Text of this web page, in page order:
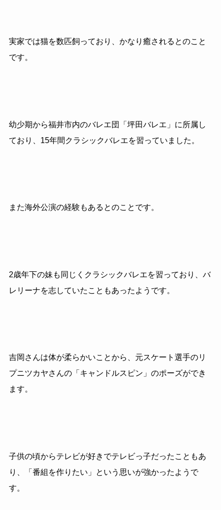
実家では猫を数匹飼っており、かなり癒されるとのこと
です。
幼少期から福井市内のバレエ団「坪田バレエ」に所属し
ており、15年間クラシックバレエを習っていました。
また海外公演の経験もあるとのことです。
2歳年下の妹も同じくクラシックバレエを習っており、バ
レリーナを志していたこともあったようです。
吉岡さんは体が柔らかいことから、元スケート選手のリ
プニツカヤさんの「キャンドルスピン」のポーズができ
ます。
子供の頃からテレビが好きでテレビっ子だったこともあ
り、「番組を作りたい」という思いが強かったようで
す。